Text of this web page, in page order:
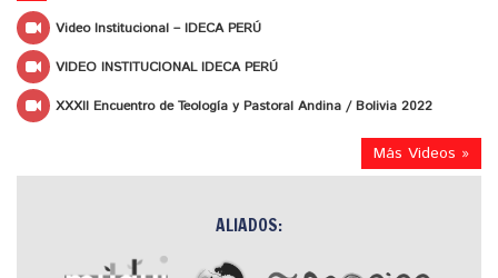
Video Institucional – IDECA PERÚ
VIDEO INSTITUCIONAL IDECA PERÚ
XXXII Encuentro de Teología y Pastoral Andina / Bolivia 2022
Más Videos »
ALIADOS: